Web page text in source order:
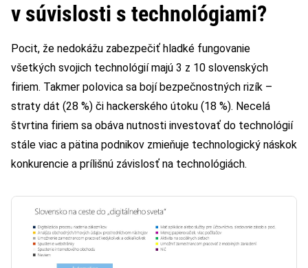
v súvislosti s technológiami?
Pocit, že nedokážu zabezpečiť hladké fungovanie
všetkých svojich technológií majú 3 z 10 slovenských
firiem. Takmer polovica sa bojí bezpečnostných rizík –
straty dát (28 %) či hackerského útoku (18 %). Necelá
štvrtina firiem sa obáva nutnosti investovať do technológií
stále viac a pätina podnikov zmieňuje technologický náskok
konkurencie a prílišnú závislosť na technológiách.